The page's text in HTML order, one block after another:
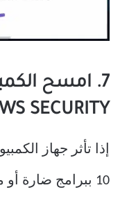
7. امسح
SECURITY
10 ببرامج ضارة